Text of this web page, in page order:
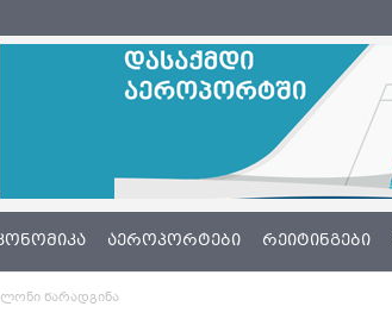
ᲐᲔᲠᲝᲞᲝᲠᲢᲔᲑᲘ ᲠᲔᲘᲢᲘᲜᲒᲔᲑᲘ
წარადგინა